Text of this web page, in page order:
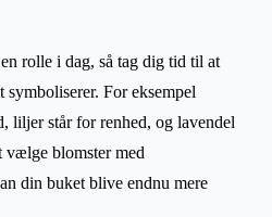
rolle i dag, så tag dig tid til at
symboliserer. For eksempel
liljer står for renhed, og lavendel
vælge blomster med
din buket blive endnu mere